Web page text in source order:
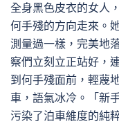
全身黑色皮衣的女人
何手殘的方向走來。
測量過一樣，完美地
察們立刻立正站好，
到何手殘面前，輕蔑
車，語氣冰冷。「新
污染了泊車維度的純